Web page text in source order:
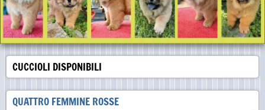
CUCCIOLI DISPONIBILI
QUATTRO FEMMINE ROSSE